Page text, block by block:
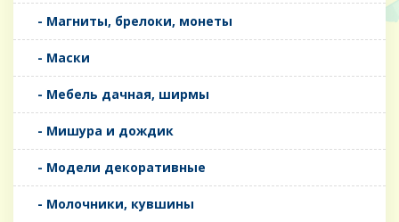
- Магниты, брелоки, монеты
- Маски
- Мебель дачная, ширмы
- Мишура и дождик
- Модели декоративные
- Молочники, кувшины